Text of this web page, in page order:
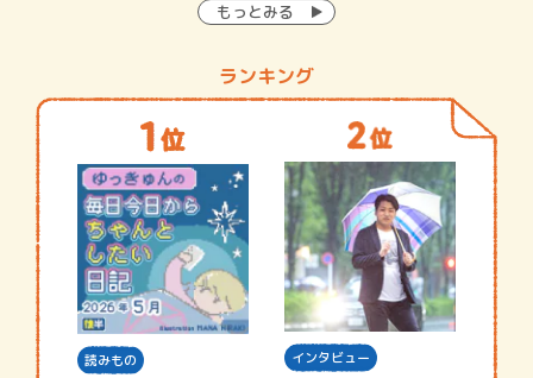
もっとみる
ランキング
読みもの インタビュー